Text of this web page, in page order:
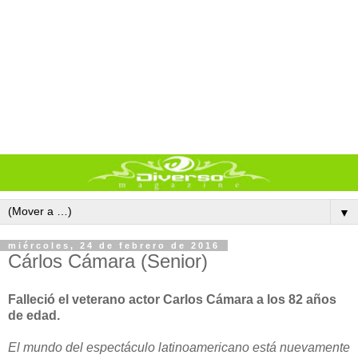
▼
miércoles, 24 de febrero de 2016
Cárlos Cámara (Senior)
Falleció el veterano actor Carlos Cámara a los 82 años
de edad.
El mundo del espectáculo latinoamericano está nuevamente